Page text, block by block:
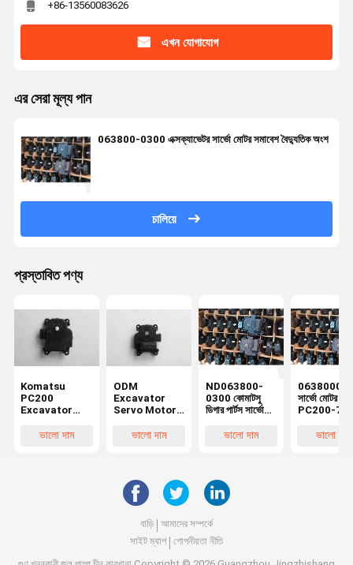
+86-13560083626
এখন যোগাযোগ
এর সেরা মূল্য পান
063800-0300 এক্সক্যাভেটর সার্ভো মোটর সমাবেশ বৈদ্যুতিক অংশ
চালিয়ে
প্রস্তাবিত পণ্য
Komatsu
PC200
Excavator
0636004580
ভালো দাম
ODM
Excavator
Servo Motor
For ZX200-5G
ভালো দাম
ND063800-
0300 কোমাটসু
ডিগার পার্টস সার্ভো
PC200-8MO
ভালো দাম
সার্ভো মোটর
PC200-7
Excavator
ভালো দাম
বাড়ি
আমাদের সম্পর্কে
সাইট ম্যাপ
গোপনীয়তা নীতি